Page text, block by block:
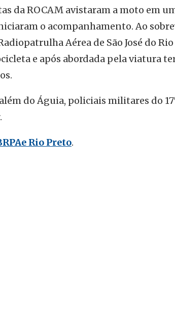
da ROCAM avistaram a moto em
o acompanhamento. Ao
Aérea de São José do
e após abordada pela viatura
do Águia, policiais militares do
Rio Preto.